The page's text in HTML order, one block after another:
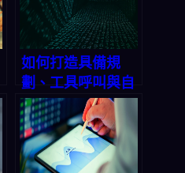
如何打造具備規
劃、工具呼叫與自
我批判能力的進階
Agentic AI 系
統？2026 終極實
戰指南